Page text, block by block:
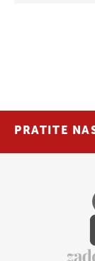
PRATITE